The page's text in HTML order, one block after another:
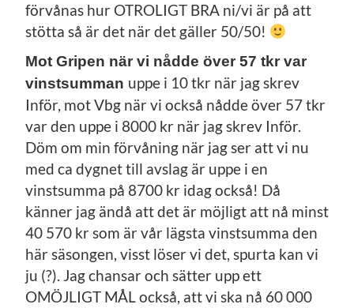
förvånas hur OTROLIGT BRA ni/vi är på att
stötta så är det när det gäller 50/50!
Mot Gripen när vi nådde över 57 tkr var
vinstsumman uppe i 10 tkr när jag skrev
Inför, mot Vbg när vi också nådde över 57 tkr
var den uppe i 8000 kr när jag skrev Inför.
Döm om min förvåning när jag ser att vi nu
med ca dygnet till avslag är uppe i en
vinstsumma på 8700 kr idag också! Då
känner jag ändå att det är möjligt att nå minst
40 570 kr som är vår lägsta vinstsumma den
här säsongen, visst löser vi det, spurta kan vi
ju (?). Jag chansar och sätter upp ett
OMÖJLIGT MÅL också, att vi ska nå 60 000